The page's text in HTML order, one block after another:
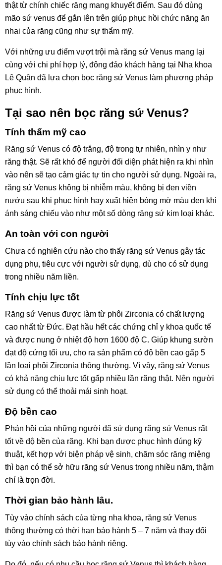
thật từ chính chiếc răng mang khuyết điểm. Sau đó dùng
mão sứ venus để gắn lên trên giúp phục hồi chức năng ăn
nhai của răng cũng như sự thẩm mỹ.
Với những ưu điểm vượt trội mà răng sứ Venus mang lại
cùng với chi phí hợp lý, đông đảo khách hàng tại Nha khoa
Lê Quân đã lựa chọn bọc răng sứ Venus làm phương pháp
phục hình.
Tại sao nên bọc răng sứ Venus?
Tính thẩm mỹ cao
Răng sứ Venus có độ trắng, độ trong tự nhiên, nhìn y như
răng thật. Sẽ rất khó để người đối diện phát hiện ra khi nhìn
vào nên sẽ tạo cảm giác tự tin cho người sử dụng. Ngoài ra,
răng sứ Venus không bị nhiễm màu, không bị đen viền
nướu sau khi phục hình hay xuất hiện bóng mờ màu đen khi
ánh sáng chiếu vào như một số dòng răng sứ kim loại khác.
An toàn với con người
Chưa có nghiên cứu nào cho thấy răng sứ Venus gây tác
dụng phụ, tiêu cực với người sử dụng, dù cho có sử dụng
trong nhiều năm liền.
Tính chịu lực tốt
Răng sứ Venus được làm từ phôi Zirconia có chất lượng
cao nhất từ Đức. Đạt hầu hết các chứng chỉ y khoa quốc tế
và được nung ở nhiệt độ hơn 1600 độ C. Giúp khung sườn
đạt độ cứng tối ưu, cho ra sản phẩm có độ bền cao gấp 5
lần loại phôi Zirconia thông thường. Vì vậy, răng sứ Venus
có khả năng chịu lực tốt gấp nhiều lần răng thật. Nên người
sử dụng có thể thoải mái sinh hoạt.
Độ bền cao
Phản hồi của những người đã sử dụng răng sứ Venus rất
tốt về độ bền của răng. Khi bạn được phục hình đúng kỹ
thuật, kết hợp với biện pháp vệ sinh, chăm sóc răng miệng
thì bạn có thể sở hữu răng sứ Venus trong nhiều năm, thậm
chí là trọn đời.
Thời gian bảo hành lâu.
Tùy vào chính sách của từng nha khoa, răng sứ Venus
thông thường có thời hạn bảo hành 5 – 7 năm và thay đổi
tùy vào chính sách bảo hành riêng.